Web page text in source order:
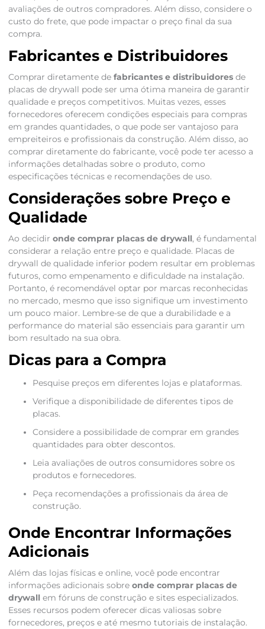
avaliações de outros compradores. Além disso, considere o
custo do frete, que pode impactar o preço final da sua
compra.
Fabricantes e Distribuidores
Comprar diretamente de fabricantes e distribuidoresde
placas de drywall pode ser uma ótima maneira de garantir
qualidade e preços competitivos. Muitas vezes, esses
fornecedores oferecem condições especiais para compras
em grandes quantidades, o que pode ser vantajoso para
empreiteiros e profissionais da construção. Além disso, ao
comprar diretamente do fabricante, você pode ter acesso a
informações detalhadas sobre o produto, como
especificações técnicas e recomendações de uso.
Considerações sobre Preço e
Qualidade
Ao decidir onde comprar placas de drywall, é fundamental
considerar a relação entre preço e qualidade. Placas de
drywall de qualidade inferior podem resultar em problemas
futuros, como empenamento e dificuldade na instalação.
Portanto, é recomendável optar por marcas reconhecidas
no mercado, mesmo que isso signifique um investimento
um pouco maior. Lembre-se de que a durabilidade e a
performance do material são essenciais para garantir um
bom resultado na sua obra.
Dicas para a Compra
Pesquise preços em diferentes lojas e plataformas.
Verifique a disponibilidade de diferentes tipos de
placas.
Considere a possibilidade de comprar em grandes
quantidades para obter descontos.
Leia avaliações de outros consumidores sobre os
produtos e fornecedores.
Peça recomendações a profissionais da área de
construção.
Onde Encontrar Informações
Adicionais
Além das lojas físicas e online, você pode encontrar
informações adicionais sobre onde comprar placas de
drywall em fóruns de construção e sites especializados.
Esses recursos podem oferecer dicas valiosas sobre
fornecedores, preços e até mesmo tutoriais de instalação.